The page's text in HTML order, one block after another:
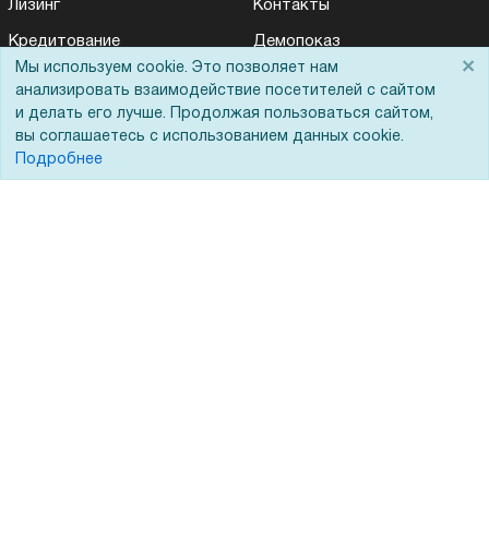
Лизинг
Кредитование
Госучреждениям
Тендеры
Бренды
ЭДО
Контакты
Демопоказ
Мы используем cookie. Это позволяет нам
анализировать взаимодействие посетителей с сайтом
и делать его лучше. Продолжая пользоваться сайтом,
вы соглашаетесь с использованием данных cookie.
Подробнее
×